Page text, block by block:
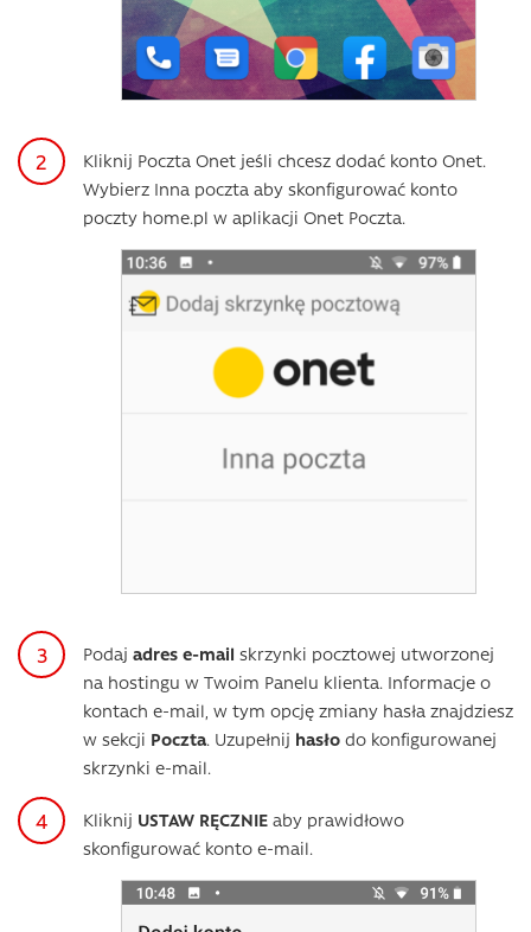
Kliknij Poczta Onet jeśli chcesz dodać konto Onet.
Wybierz Inna poczta aby skonfigurować konto
poczty home.pl w aplikacji Onet Poczta.
Podaj adres e-mail skrzynki pocztowej utworzonej
na hostingu w Twoim Panelu klienta. Informacje o
kontach e-mail, w tym opcję zmiany hasła znajdziesz
w sekcji Poczta. Uzupełnij hasło do konfigurowanej
skrzynki e-mail.
Kliknij USTAW RĘCZNIE aby prawidłowo
skonfigurować konto e-mail.